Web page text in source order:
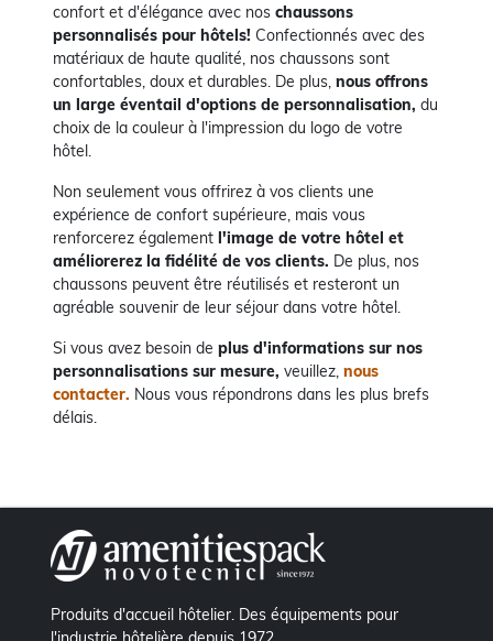
confort et d'élégance avec nos chaussons
personnalisés pour hôtels! Confectionnés avec des
matériaux de haute qualité, nos chaussons sont
confortables, doux et durables. De plus, nous offrons
un large éventail d'options de personnalisation, du
choix de la couleur à l'impression du logo de votre
hôtel.
Non seulement vous offrirez à vos clients une
expérience de confort supérieure, mais vous
renforcerez également l'image de votre hôtel et
améliorerez la fidélité de vos clients. De plus, nos
chaussons peuvent être réutilisés et resteront un
agréable souvenir de leur séjour dans votre hôtel.
Si vous avez besoin de plus d'informations sur nos
personnalisations sur mesure, veuillez, nous
contacter. Nous vous répondrons dans les plus brefs
délais.
Produits d'accueil hôtelier. Des équipements pour